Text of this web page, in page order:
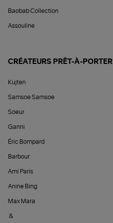
Baobab Collection
Assouline
CRÉATEURS PRÊT-À-PORTER
Kujten
Samsoe Samsoe
Soeur
Ganni
Éric Bompard
Barbour
Ami Paris
Anine Bing
Max Mara
&